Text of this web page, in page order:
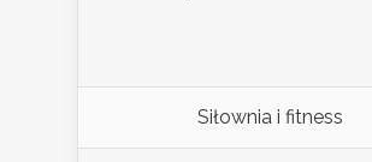
Siłownia i fitness